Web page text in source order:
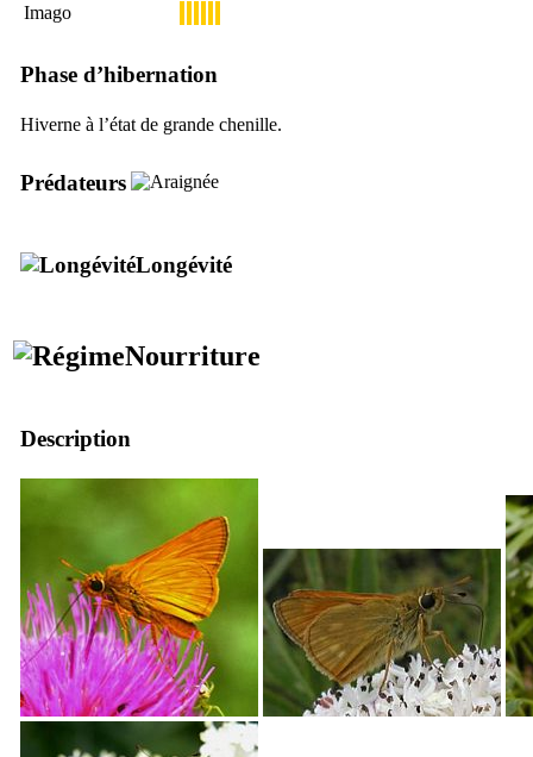
Imago
Phase d’hibernation
Hiverne à l’état de grande chenille.
Prédateurs
Longévité
Nourriture
Description